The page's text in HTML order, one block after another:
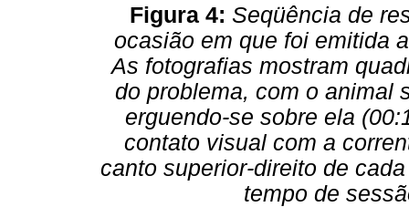
Figura 4: Seqüência de
ocasião em que foi emitida
As fotografias mostram
do problema, com o animal
erguendo-se sobre ela
contato visual com a
canto superior-direito de
tempo de